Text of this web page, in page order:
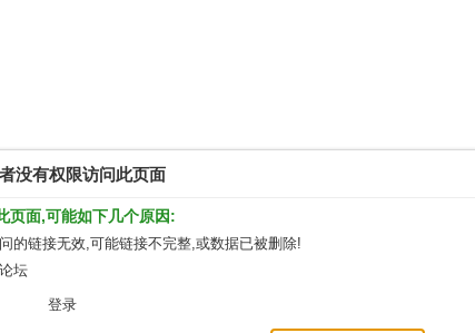
没有权限访问此页面
页面,可能如下几个原因:
的链接无效,可能链接不完整,或数据已被删除!
坛
登录